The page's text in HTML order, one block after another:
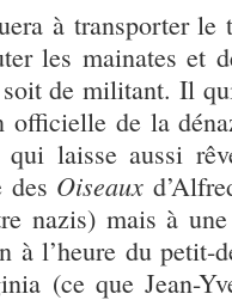
à transporter
les mainates et
de militant. Il
de la
laisse aussi
des Oiseaux
nazis) mais à
à l’heure du petit-
(ce que Jean-